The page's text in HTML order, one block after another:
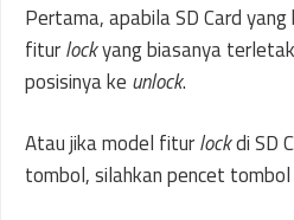
Pertama, apabila SD Card
fiturlockyang biasanya
posisinya ke unlock.
Atau jika model fiturlockdi SD
tombol, silahkan pencet